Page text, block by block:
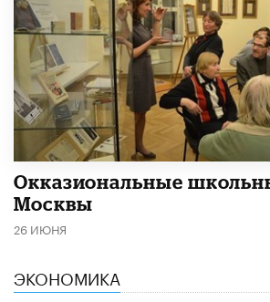
​Окказиональные
Москвы
26 ИЮНЯ
ЭКОНОМИКА